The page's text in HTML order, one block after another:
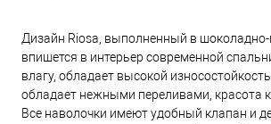
Дизайн Riosa, выполненный в
впишется в интерьер современной
влагу, обладает высокой
обладает нежными переливами, красота
Все наволочки имеют удобный клапан и